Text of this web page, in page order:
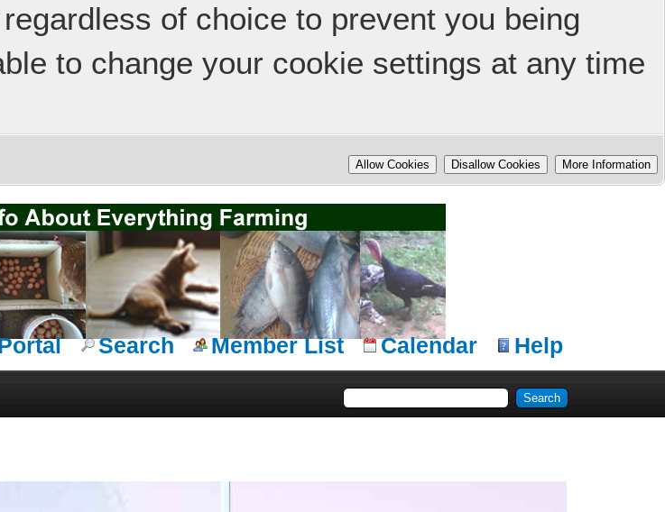
of choice to prevent you being
to change your cookie settings at any time
Search Member List Calendar
Help